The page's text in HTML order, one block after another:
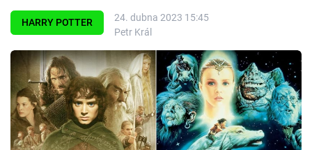
Témata
Filmy
Seriály
Hry
HARRY POTTER
24. dubna 2023 15:45
Petr Král